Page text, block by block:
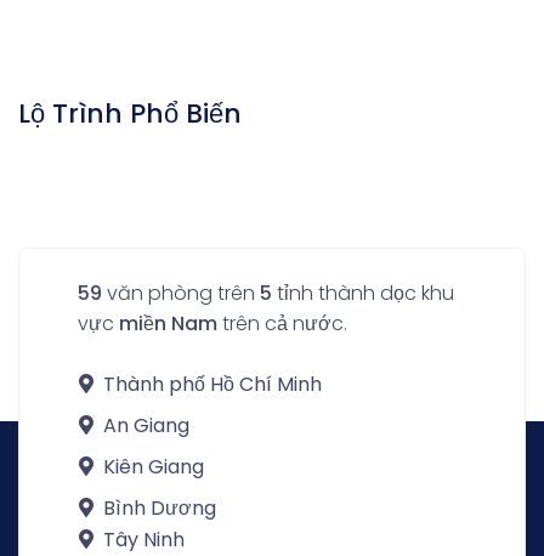
Lộ Trình Phổ Biến
59 văn phòng trên 5 tỉnh thành dọc khu
vực miền Namtrên cả nước.
Thành phố Hồ Chí Minh
An Giang
Kiên Giang
Bình Dương
Tây Ninh